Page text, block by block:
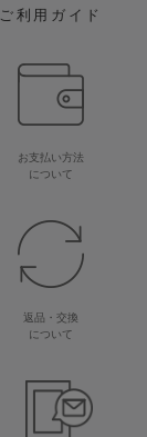
ご利用ガイド
お支払い方法
について
返品・交換
について